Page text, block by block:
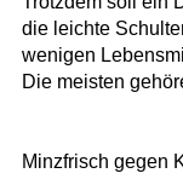
die leichte
wenigen
Die meisten
Minzfrisch gegen